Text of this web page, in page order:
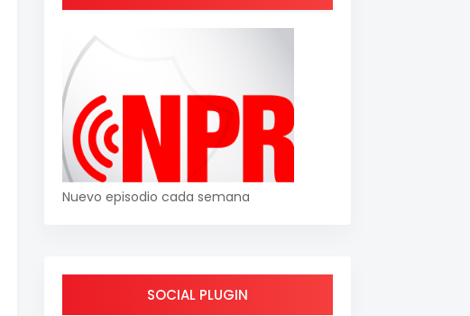
Nuevo episodio cada semana
SOCIAL PLUGIN